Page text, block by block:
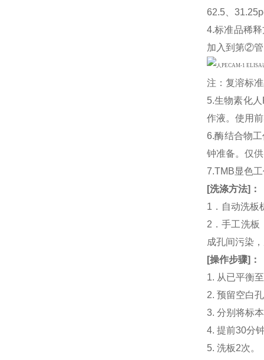
62.5、
4.标准品稀
加入到第②
注：复溶标
5.生物素化
作液。使用
6.酶结合物
钟准备。仅
7.TMB显色
[洗涤方法] ：
1．自动洗板
2．手工洗板
成孔间污染
[操作步骤] ：
1. 从已平衡
2. 预留空白
3. 分别将标
4. 提前30分
5. 洗板2次。